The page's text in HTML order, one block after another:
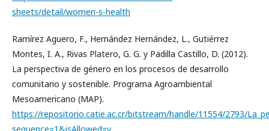
sheets/detail/women-s-health
Ramírez Aguero, F., Hernández Hernández, L., Gutiérrez
Montes, I. A., Rivas Platero, G. G. y Padilla Castillo, D. (2012).
La perspectiva de género en los procesos de desarrollo
comunitario y sostenible. Programa Agroambiental
Mesoamericano (MAP).
https://repositorio.catie.ac.cr/bitstream/handle/11554/2793/
sequence=1&isAllowed=y